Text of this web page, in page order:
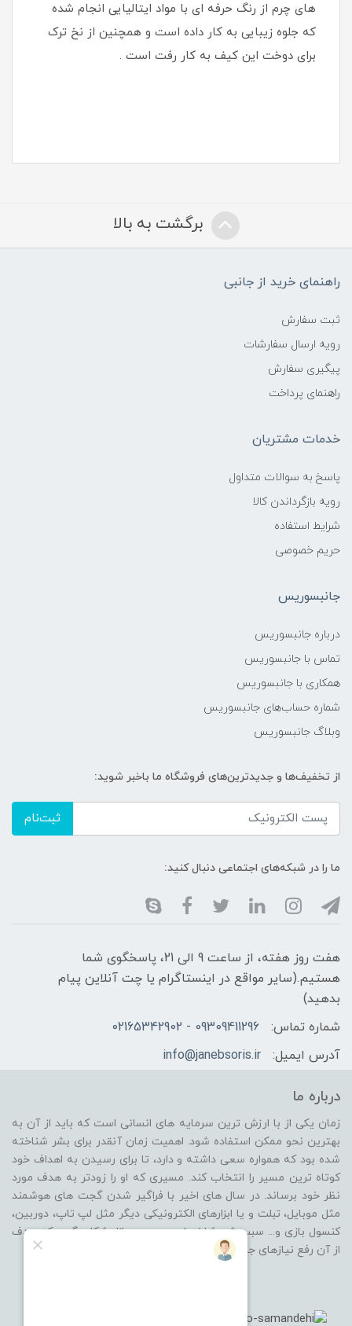
های چرم از رنگ حرفه ای با مواد ایتالیایی انجام شده
که جلوه زیبایی به کار داده است و همچنین از نخ ترک
برای دوخت این کیف به کار رفت است .
برگشت به بالا
راهنمای خرید از جانبی
ثبت سفارش
رویه ارسال سفارشات
پیگیری سفارش
راهنمای پرداخت
خدمات مشتریان
پاسخ به سوالات متداول
رویه بازگرداندن کالا
شرایط استفاده
حریم خصوصی
جانبسوریس
درباره جانبسوریس
تماس با جانبسوریس
همکاری با جانبسوریس
شماره حساب‌های جانبسوریس
وبلاگ جانبسوریس
از تخفیف‌ها و جدیدترین‌های فروشگاه ما باخبر شوید:
ثبت‌نام
ما را در شبکه‌های اجتماعی دنبال کنید:
هفت روز هفته، از ساعت 9 الی 21، پاسخگوی شما
هستیم.(سایر مواقع در اینستاگرام یا چت آنلاین پیام
بدهید)
شماره تماس:
09309411296 - 02165342902
آدرس ایمیل:
info@janebsoris.ir
درباره ما
زمان یکی از با ارزش ترین سرمایه های انسانی است که باید از آن به
بهترین نحو ممکن استفاده شود. اهمیت زمان آنقدر برای بشر شناخته
شده بود که همواره سعی داشته و دارد، تا برای رسیدن به اهداف خود
کوتاه ترین مسیر را انتخاب کند. مسیری که او را زودتر به هدف مورد
نظر خود برساند. در سال های اخیر با فراگیر شدن گجت های هوشمند
مثل موبایل، تبلت و یا ابزارهای الکترونیکی دیگر مثل لپ تاپ، دوربین،
کنسول بازی و... سبب شد شاخه ای جدید در بازار شکل بگیرد که هدف
از آن رفع نیازهای جانبی از گروه محصولات باشد.